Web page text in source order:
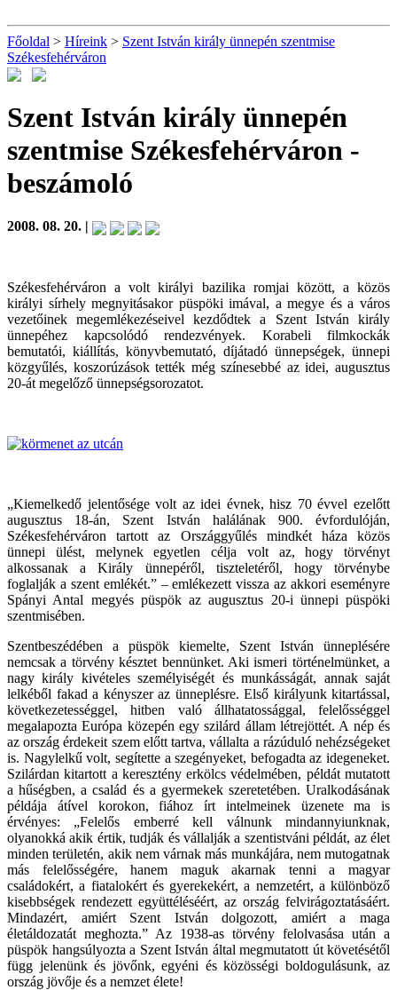
Főoldal > Híreink > Szent István király ünnepén szentmise
Székesfehérváron
Szent István király ünnepén
szentmise Székesfehérváron -
beszámoló
2008. 08. 20. |
Székesfehérváron a volt királyi bazilika romjai között, a közös
királyi sírhely megnyitásakor püspöki imával, a megye és a város
vezetőinek megemlékezéseivel kezdődtek a Szent István király
ünnepéhez kapcsolódó rendezvények. Korabeli filmkockák
bemutatói, kiállítás, könyvbemutató, díjátadó ünnepségek, ünnepi
közgyűlés, koszorúzások tették még színesebbé az idei, augusztus
20-át megelőző ünnepségsorozatot.
„Kiemelkedő jelentősége volt az idei évnek, hisz 70 évvel ezelőtt
augusztus 18-án, Szent István halálának 900. évfordulóján,
Székesfehérváron tartott az Országgyűlés mindkét háza közös
ünnepi ülést, melynek egyetlen célja volt az, hogy törvényt
alkossanak a Király ünnepéről, tiszteletéről, hogy törvénybe
foglalják a szent emlékét.” – emlékezett vissza az akkori eseményre
Spányi Antal megyés püspök az augusztus 20-i ünnepi püspöki
szentmisében.
Szentbeszédében a püspök kiemelte, Szent István ünneplésére
nemcsak a törvény késztet bennünket. Aki ismeri történelmünket, a
nagy király kivételes személyiségét és munkásságát, annak saját
lelkéből fakad a kényszer az ünneplésre. Első királyunk kitartással,
következetességgel, hitben való állhatatossággal, felelősséggel
megalapozta Európa közepén egy szilárd állam létrejöttét. A nép és
az ország érdekeit szem előtt tartva, vállalta a rázúduló nehézségeket
is. Nagylelkű volt, segítette a szegényeket, befogadta az idegeneket.
Szilárdan kitartott a keresztény erkölcs védelmében, példát mutatott
a hűségben, a család és a gyermekek szeretetében. Uralkodásának
példája átível korokon, fiához írt intelmeinek üzenete ma is
érvényes: „Felelős emberré kell válnunk mindannyiunknak,
olyanokká akik értik, tudják és vállalják a szentistváni példát, az élet
minden területén, akik nem várnak más munkájára, nem mutogatnak
más felelősségére, hanem maguk akarnak tenni a magyar
családokért, a fiatalokért és gyerekekért, a nemzetért, a különböző
kisebbségek rendezett együttéléséért, az ország felvirágoztatásáért.
Mindazért, amiért Szent István dolgozott, amiért a maga
életáldozatát meghozta.” Az 1938-as törvény felolvasása után a
püspök hangsúlyozta a Szent István által megmutatott út követésétől
függ jelenünk és jövőnk, egyéni és közösségi boldogulásunk, az
ország jövője és a nemzet élete!